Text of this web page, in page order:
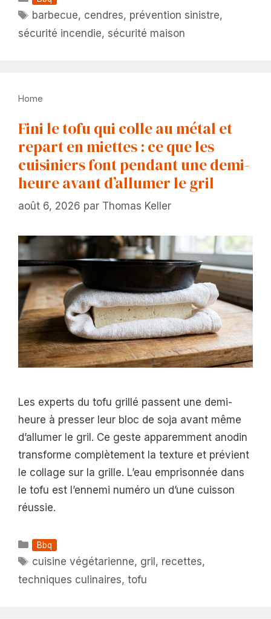
Étiquettes
barbecue, cendres, prévention sinistre,
sécurité incendie, sécurité maison
Home
Fini le tofu qui colle au métal et
repart en miettes : ce que les
cuisiniers font pendant une demi-
heure avant d’allumer le gril
août 6, 2026 par Thomas Keller
Les experts du tofu grillé passent une demi-
heure à presser leur bloc de soja avant même
d’allumer le gril. Ce geste apparemment anodin
transforme complètement la texture et prévient
le collage sur la grille. L’eau emprisonnée dans
le tofu est l’ennemi numéro un d’une cuisson
réussie.
Catégories
Bbq
Étiquettes
cuisine végétarienne, gril , recettes,
techniques culinaires, tofu